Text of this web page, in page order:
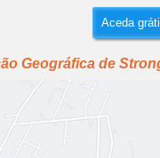
Aceda
Geográfica de